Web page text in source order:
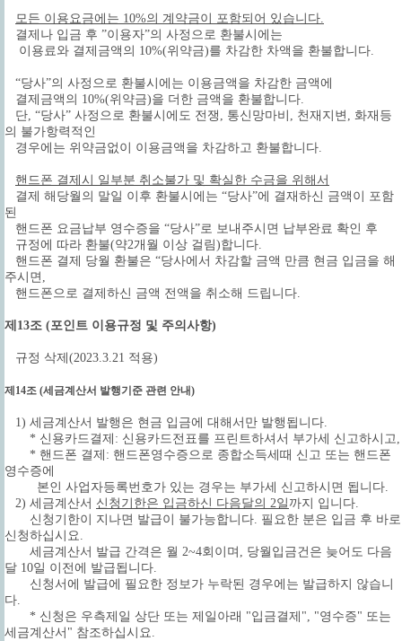
모든 이용요금에는 10%의 계약금이 포함되어 있습니다.
결제나 입금 후 ”이용자”의 사정으로 환불시에는
이용료와 결제금액의 10%(위약금)를 차감한 차액을 환불합니다.
“당사”의 사정으로 환불시에는 이용금액을 차감한 금액에
결제금액의 10%(위약금)을 더한 금액을 환불합니다.
단, “당사” 사정으로 환불시에도 전쟁, 통신망마비, 천재지변, 화재등
의 불가항력적인
경우에는 위약금없이 이용금액을 차감하고 환불합니다.
핸드폰 결제시 일부분 취소불가 및 확실한 수금을 위해서
결제 해당월의 말일 이후 환불시에는 “당사”에 결재하신 금액이 포함
된
핸드폰 요금납부 영수증을 “당사”로 보내주시면 납부완료 확인 후
규정에 따라 환불(약2개월 이상 걸림)합니다.
핸드폰 결제 당월 환불은 “당사에서 차감할 금액 만큼 현금 입금을 해
주시면,
핸드폰으로 결제하신 금액 전액을 취소해 드립니다.
제13조 (포인트 이용규정 및 주의사항)
규정 삭제(2023.3.21 적용)
제14조 (세금계산서 발행기준 관련 안내)
1) 세금계산서 발행은 현금 입금에 대해서만 발행됩니다.
* 신용카드결제: 신용카드전표를 프린트하셔서 부가세 신고하시고,
* 핸드폰 결제: 핸드폰영수증으로 종합소득세때 신고 또는 핸드폰
영수증에
본인 사업자등록번호가 있는 경우는 부가세 신고하시면 됩니다.
2) 세금계산서 신청기한은 입금하신 다음달의 2일 까지 입니다.
신청기한이 지나면 발급이 불가능합니다. 필요한 분은 입금 후 바로
신청하십시요.
세금계산서 발급 간격은 월 2~4회이며, 당월입금건은 늦어도 다음
달 10일 이전에 발급됩니다.
신청서에 발급에 필요한 정보가 누락된 경우에는 발급하지 않습니
다.
* 신청은 우측제일 상단 또는 제일아래 "입금결제", "영수증" 또는
세금계산서" 참조하십시요.